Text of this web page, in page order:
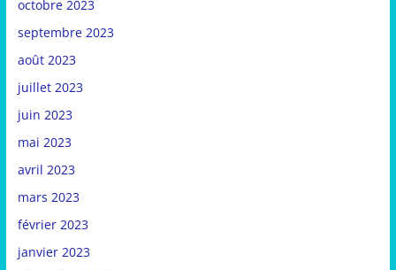
octobre 2023
septembre 2023
août 2023
juillet 2023
juin 2023
mai 2023
avril 2023
mars 2023
février 2023
janvier 2023